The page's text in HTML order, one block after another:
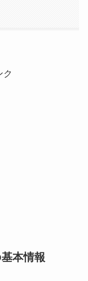
ク
本情報